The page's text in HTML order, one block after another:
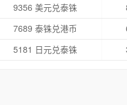
9356 美元兑泰铢
7689 泰铢兑港币
5181 日元兑泰铢